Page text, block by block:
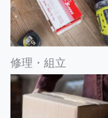
修理・組立